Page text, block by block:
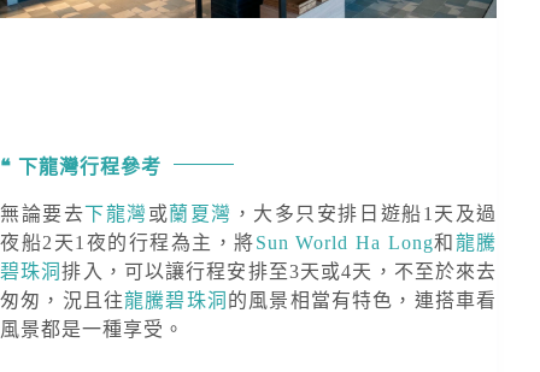
下龍灣行程參考
無論要去下龍灣 或蘭夏灣 ，大多只安排日遊船1天及過
夜船2天1夜的行程為主，將Sun World Ha Long和 龍騰
碧珠洞排入，可以讓行程安排至3天或4天，不至於來去
匆匆，況且往龍騰碧珠洞 的風景相當有特色，連搭車看
風景都是一種享受。